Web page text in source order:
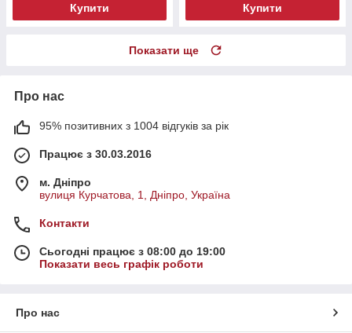
Купити Купити
Показати ще
Про нас
95% позитивних з 1004 відгуків за рік
Працює з 30.03.2016
м. Дніпро
вулиця Курчатова, 1, Дніпро, Україна
Контакти
Сьогодні працює з 08:00 до 19:00
Показати весь графік роботи
Про нас